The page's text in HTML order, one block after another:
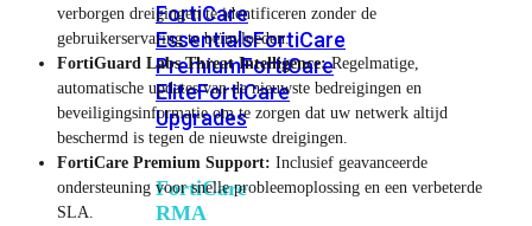
FortiCare
EssentialsFortiCare
PremiumFortiCare
EliteFortiCare
Upgrades
FortiCare
RMA
verborgen dreigingen te identificeren zonder de
gebruikerservaring te beïnvloeden.
FortiGuard Labs Threat Intelligence:Regelmatige,
automatische updates van de nieuwste bedreigingen en
beveiligingsinformatie om te zorgen dat uw netwerk altijd
beschermd is tegen de nieuwste dreigingen.
FortiCare Premium Support: Inclusief geavanceerde
ondersteuning voor snelle probleemoplossing en een verbeterde
SLA.